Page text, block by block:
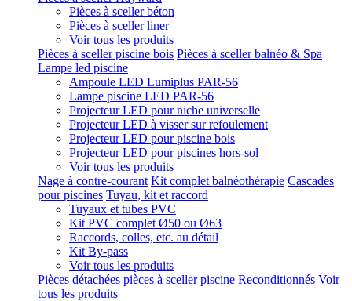
Pièces à sceller béton
Pièces à sceller liner
Voir tous les produits
Pièces à sceller piscine bois Pièces à sceller balnéo & Spa
Lampe led piscine
Ampoule LED Lumiplus PAR-56
Lampe piscine LED PAR-56
Projecteur LED pour niche universelle
Projecteur LED à visser sur refoulement
Projecteur LED pour piscine bois
Projecteur LED pour piscines hors-sol
Voir tous les produits
Nage à contre-courant Kit complet balnéothérapie Cascades
pour piscines Tuyau, kit et raccord
Tuyaux et tubes PVC
Kit PVC complet Ø50 ou Ø63
Raccords, colles, etc. au détail
Kit By-pass
Voir tous les produits
Pièces détachées pièces à sceller piscine Reconditionnés Voir
tous les produits